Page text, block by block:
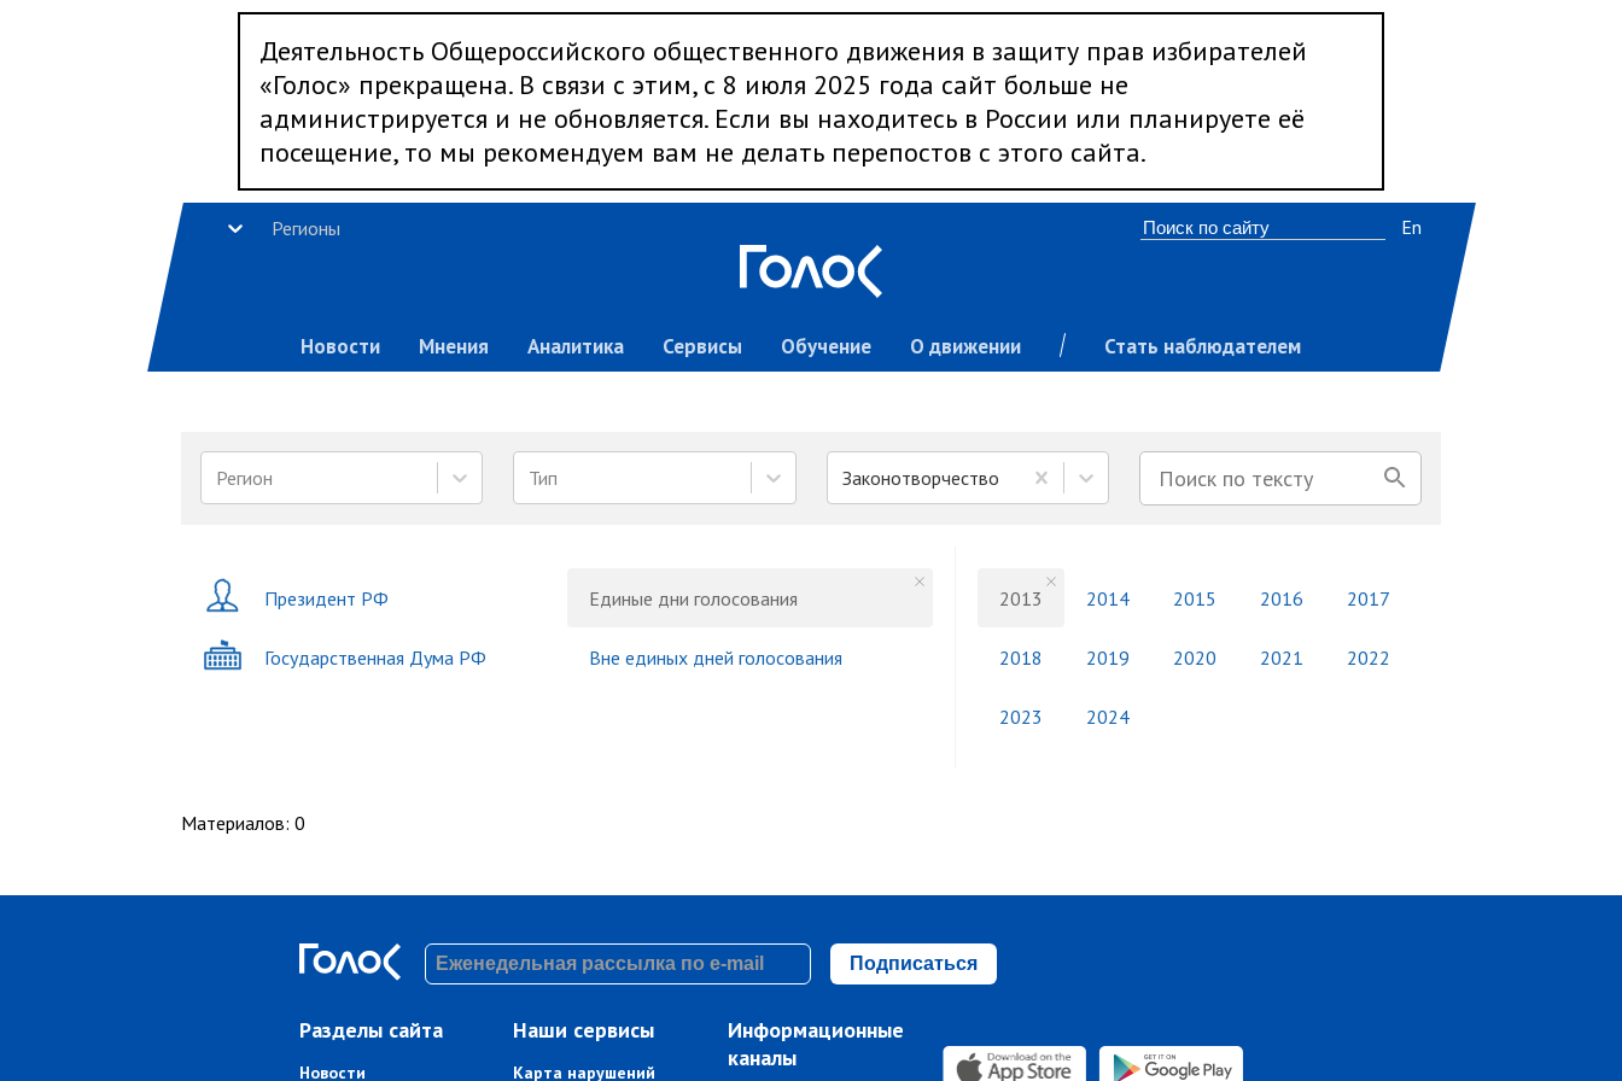
Деятельность Общероссийского общественного движения в защиту прав избирателей
«Голос» прекращена. В связи с этим, с 8 июля 2025 года сайт больше не
администрируется и не обновляется. Если вы находитесь в России или планируете её
посещение, то мы рекомендуем вам не делать перепостов с этого сайта.
Регионы
Новости Мнения Аналитика Сервисы Обучение О движении Стать наблюдателем
En
Регион Тип Законотворчество
Президент РФ
Государственная Дума РФ
Единые дни голосования
Вне единых дней голосования
2013 2014 2015 2016 2017
2018 2019 2020 2021 2022
2023 2024
Материалов: 0
Подписаться
Разделы сайта
Новости
Наши сервисы
Карта нарушений
Информационные
каналы